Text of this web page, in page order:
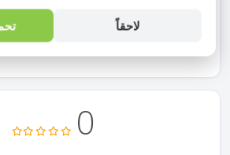
لا يوجد تقييم
0
لاحقاً